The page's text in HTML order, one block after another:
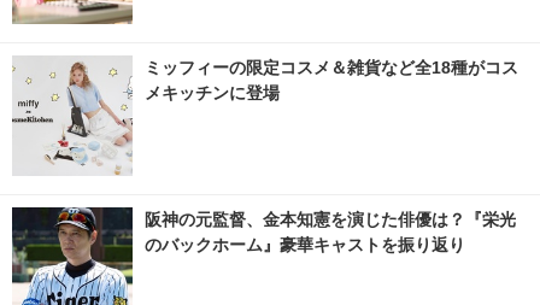
ミッフィーの限定コスメ＆雑貨など全18種がコス
メキッチンに登場
阪神の元監督、金本知憲を演じた俳優は？『栄光
のバックホーム』豪華キャストを振り返り